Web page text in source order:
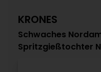
KRONES
Schwaches
Spritzgießtochter